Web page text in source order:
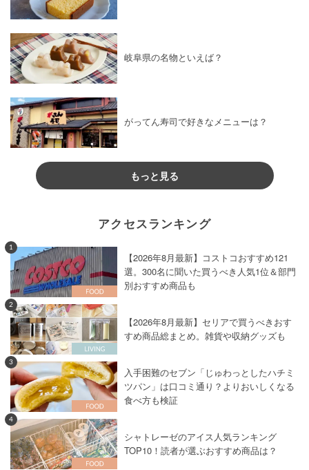
岐阜県の名物といえば？
がってん寿司で好きなメニューは？
もっと見る
アクセスランキング
1
【2026年8月最新】コストコおすすめ121
選。300名に聞いた買うべき人気1位＆部門
別おすすめ商品も
2
【2026年8月最新】セリアで買うべきおす
すめ商品総まとめ。雑貨や収納グッズも
3
入手困難のセブン「じゅわっとしたハチミ
ツパン」は口コミ通り？よりおいしくなる
食べ方も検証
4
シャトレーゼのアイス人気ランキング
TOP10！読者が選ぶおすすめ商品は？